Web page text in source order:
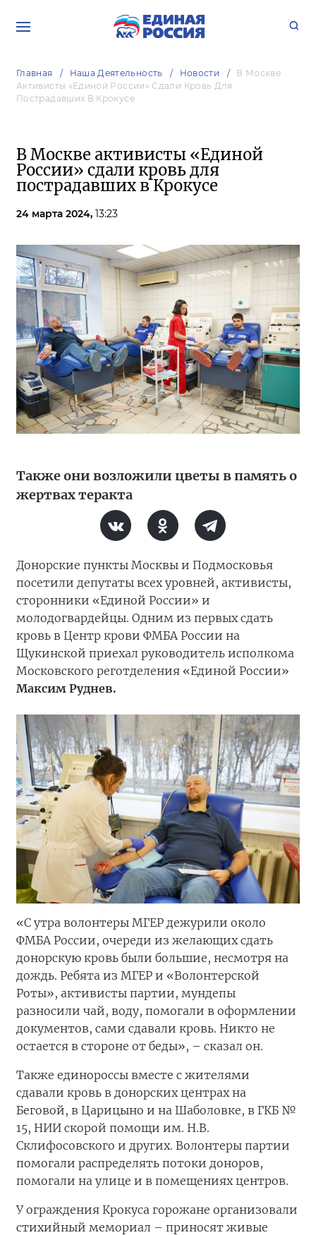
Главная Наша Деятельность Новости
В Москве
Активисты «Единой России» Сдали Кровь Для
Пострадавших В Крокусе
В Москве активисты «Единой
России» сдали кровь для
пострадавших в Крокусе
24 марта 2024, 13:23
Также они возложили цветы в память о
жертвах теракта
Донорские пункты Москвы и Подмосковья
посетили депутаты всех уровней, активисты,
сторонники «Единой России» и
молодогвардейцы. Одним из первых сдать
кровь в Центр крови ФМБА России на
Щукинской приехал руководитель исполкома
Московского реготделения «Единой России»
Максим Руднев.
«С утра волонтеры МГЕР дежурили около
ФМБА России, очереди из желающих сдать
донорскую кровь были большие, несмотря на
дождь. Ребята из МГЕР и «Волонтерской
Роты», активисты партии, мундепы
разносили чай, воду, помогали в оформлении
документов, сами сдавали кровь. Никто не
остается в стороне от беды», – сказал он.
Также единороссы вместе с жителями
сдавали кровь в донорских центрах на
Беговой, в Царицыно и на Шаболовке, в ГКБ №
15, НИИ скорой помощи им. Н.В.
Склифосовского и других. Волонтеры партии
помогали распределять потоки доноров,
помогали на улице и в помещениях центров.
У ограждения Крокуса горожане организовали
стихийный мемориал – приносят живые